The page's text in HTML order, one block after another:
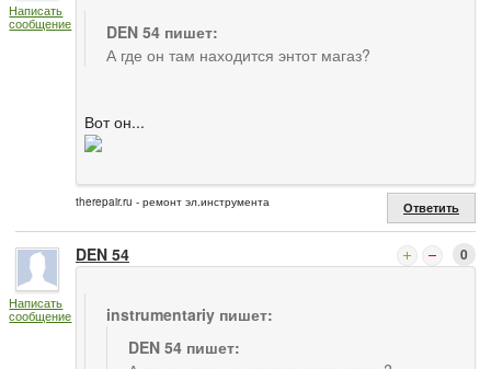
Написать
сообщение
DEN 54 пишет:
А где он там находится энтот магаз?
Вот он...
therepair.ru - ремонт эл.инструмента Ответить
Написать
сообщение
DEN 54 0
instrumentariy пишет:
DEN 54 пишет: